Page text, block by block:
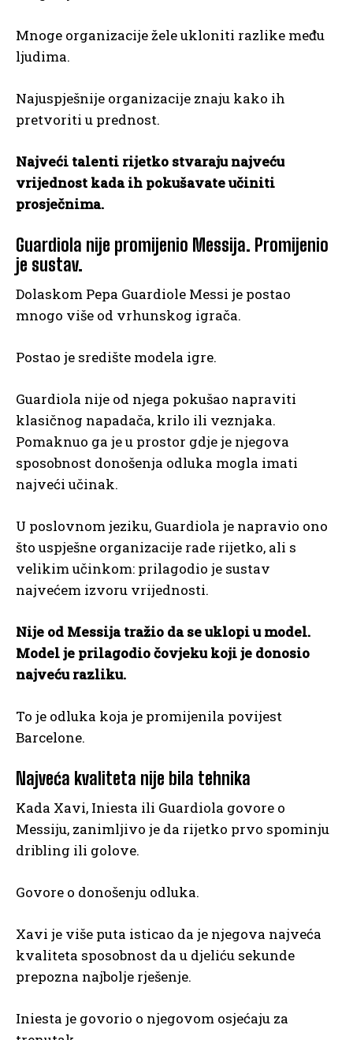
Mnoge organizacije žele ukloniti razlike među
ljudima.
Najuspješnije organizacije znaju kako ih
pretvoriti u prednost.
Najveći talenti rijetko stvaraju najveću
vrijednost kada ih pokušavate učiniti
prosječnima.
Guardiola nije promijenio Messija. Promijenio
je sustav.
Dolaskom Pepa Guardiole Messi je postao
mnogo više od vrhunskog igrača.
Postao je središte modela igre.
Guardiola nije od njega pokušao napraviti
klasičnog napadača, krilo ili veznjaka.
Pomaknuo ga je u prostor gdje je njegova
sposobnost donošenja odluka mogla imati
najveći učinak.
U poslovnom jeziku, Guardiola je napravio ono
što uspješne organizacije rade rijetko, ali s
velikim učinkom: prilagodio je sustav
najvećem izvoru vrijednosti.
Nije od Messija tražio da se uklopi u model.
Model je prilagodio čovjeku koji je donosio
najveću razliku.
To je odluka koja je promijenila povijest
Barcelone.
Najveća kvaliteta nije bila tehnika
Kada Xavi, Iniesta ili Guardiola govore o
Messiju, zanimljivo je da rijetko prvo spominju
dribling ili golove.
Govore o donošenju odluka.
Xavi je više puta isticao da je njegova najveća
kvaliteta sposobnost da u djeliću sekunde
prepozna najbolje rješenje.
Iniesta je govorio o njegovom osjećaju za